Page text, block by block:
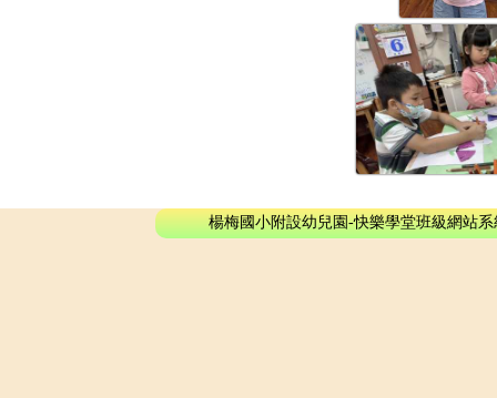
楊梅國小附設幼兒園-快樂學堂班級網站